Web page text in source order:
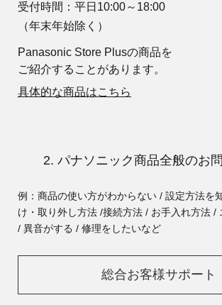
受付時間：平日10:00～18:00
（年末年始除く）
Panasonic Store Plusの商品を
ご紹介することがあります。
具体的な商品はこちら
2. パナソニック商品全般のお
例：商品の使い方がわからない / 設定方法を
け・取り外し方法 /接続方法 / お手入れ方法 /
/ 異音がする / 修理をしたいなど
総合お客様サポート